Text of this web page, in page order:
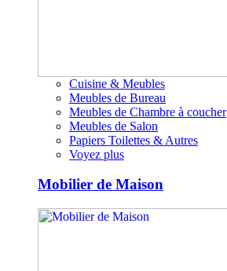
Cuisine & Meubles
Meubles de Bureau
Meubles de Chambre à coucher
Meubles de Salon
Papiers Toilettes & Autres
Voyez plus
Mobilier de Maison